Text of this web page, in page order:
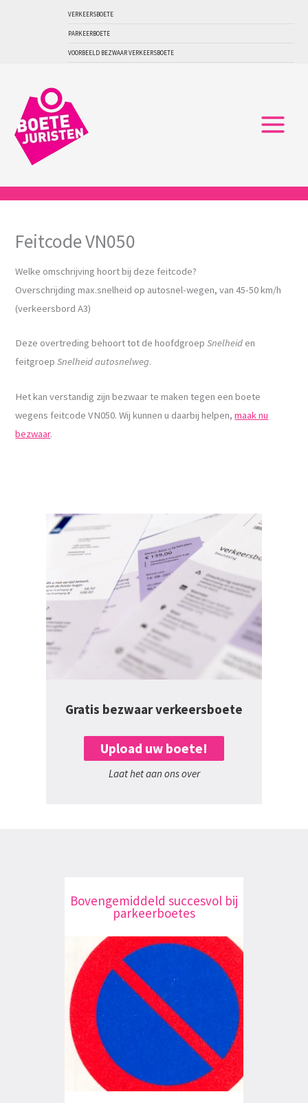
VERKEERSBOETE
PARKEERBOETE
VOORBEELD BEZWAAR VERKEERSBOETE
Feitcode VN050
Welke omschrijving hoort bij deze feitcode?
Overschrijding max.snelheid op autosnel-wegen, van 45-50 km/h
(verkeersbord A3)
Deze overtreding behoort tot de hoofdgroepSnelheid en
feitgroepSnelheid autosnelweg.
Het kan verstandig zijn bezwaar te maken tegen een boete
wegens feitcode VN050. Wij kunnen u daarbij helpen,maak nu
bezwaar.
Gratis bezwaar verkeersboete
Upload uw boete!
Laat het aan ons over
Bovengemiddeld succesvol bij
parkeerboetes